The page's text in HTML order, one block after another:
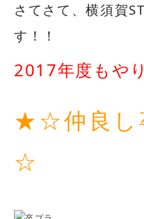
さてさて、横須賀
す！！
2017年度もや
★☆仲良し
☆